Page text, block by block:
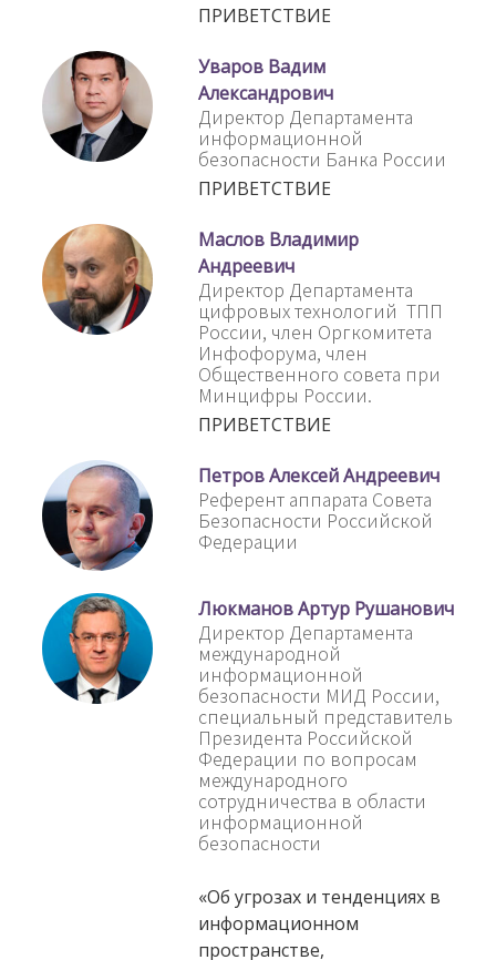
ПРИВЕТСТВИЕ
Уваров Вадим
Александрович
Директор Департамента
информационной
безопасности Банка России
ПРИВЕТСТВИЕ
Маслов Владимир
Андреевич
Директор Департамента
цифровых технологий ТПП
России, член Оргкомитета
Инфофорума, член
Общественного совета при
Минцифры России.
ПРИВЕТСТВИЕ
Петров Алексей Андреевич
Референт аппарата Совета
Безопасности Российской
Федерации
Люкманов Артур Рушанович
Директор Департамента
международной
информационной
безопасности МИД России,
специальный представитель
Президента Российской
Федерации по вопросам
международного
сотрудничества в области
информационной
безопасности
«Об угрозах и тенденциях в
информационном
пространстве,